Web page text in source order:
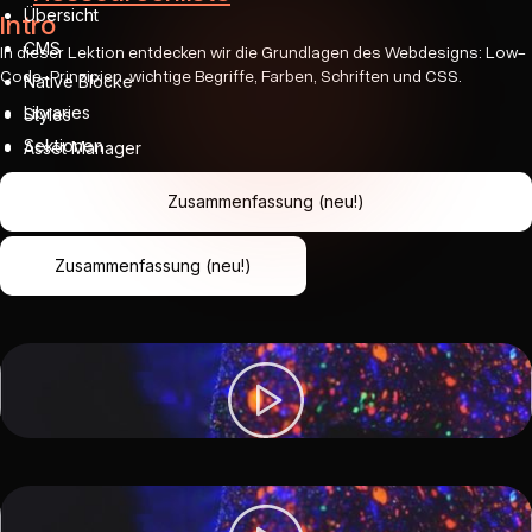
Übersicht
CMS
Native Blöcke
Styles
Asset Manager
Zusammenfassung (neu!)
Intro
In dieser Lektion entdecken wir die Grundlagen des Webdesigns: Low-
Code-Prinzipien, wichtige Begriffe, Farben, Schriften und CSS.
Libraries
Sektionen
Design Umsetzung
Libraries Anpassen
Zusammenfassung (neu!)